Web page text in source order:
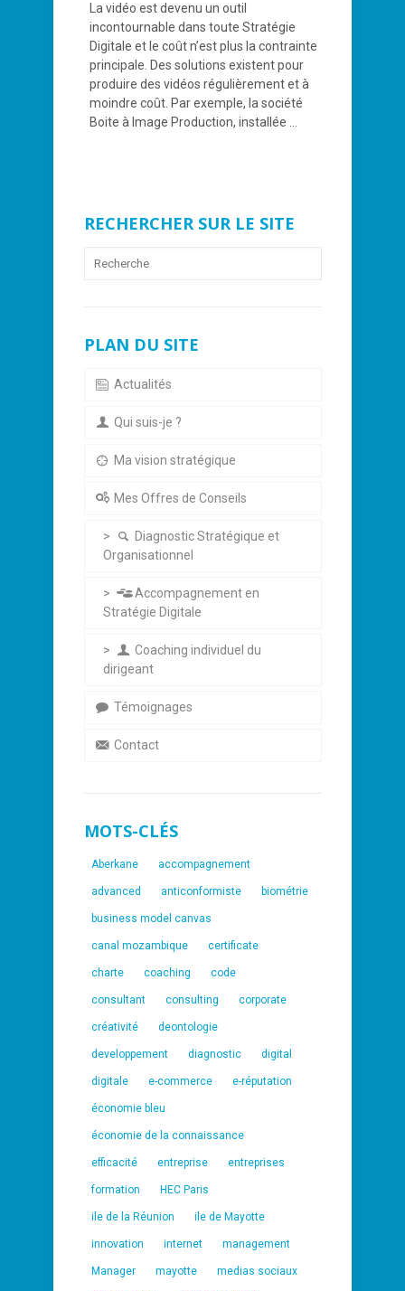
La vidéo est devenu un outil
incontournable dans toute Stratégie
Digitale et le coût n’est plus la contrainte
principale. Des solutions existent pour
produire des vidéos régulièrement et à
moindre coût. Par exemple, la société
Boite à Image Production, installée ...
RECHERCHER SUR LE SITE
PLAN DU SITE
Actualités
Qui suis-je ?
Ma vision stratégique
Mes Offres de Conseils
Diagnostic Stratégique et
Organisationnel
Accompagnement en
Stratégie Digitale
Coaching individuel du
dirigeant
Témoignages
Contact
MOTS-CLÉS
Aberkane accompagnement
advanced anticonformiste biométrie
business model canvas
canal mozambique certificate
charte coaching code
consultant consulting corporate
créativité deontologie
developpement diagnostic digital
digitale e-commerce e-réputation
économie bleu
économie de la connaissance
efficacité entreprise entreprises
formation HEC Paris
ile de la Réunion ile de Mayotte
innovation internet management
Manager mayotte medias sociaux